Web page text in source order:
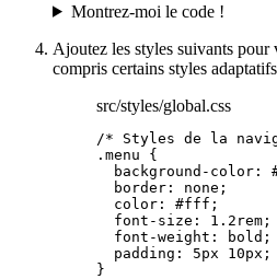
Montrez-moi le code !
Ajoutez les styles suivants
compris certains styles
src/styles/global.css
/* Styles de la
.menu {
background-color :
border : none ;
color : #fff ;
font-size : 1.2 rem ;
font-weight : bold ;
padding : 5px 10px ;
}